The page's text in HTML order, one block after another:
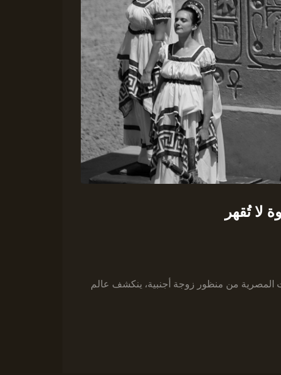
لا تُقهر
المصرية من منظور زوجة أجنبية، ينكشف عالم